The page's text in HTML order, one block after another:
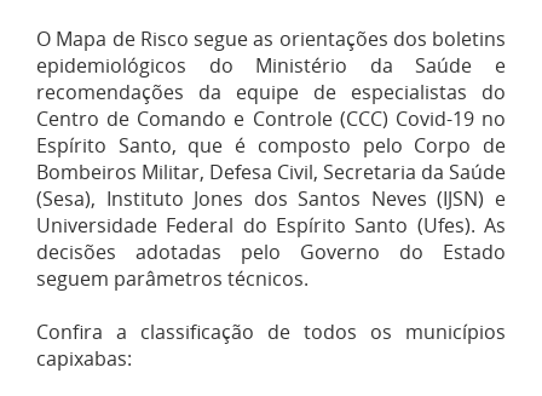
O Mapa de Risco segue as orientações dos boletins
epidemiológicos do Ministério da Saúde e
recomendações da equipe de especialistas do
Centro de Comando e Controle (CCC) Covid-19 no
Espírito Santo, que é composto pelo Corpo de
Bombeiros Militar, Defesa Civil, Secretaria da Saúde
(Sesa), Instituto Jones dos Santos Neves (IJSN) e
Universidade Federal do Espírito Santo (Ufes). As
decisões adotadas pelo Governo do Estado
seguem parâmetros técnicos.
Confira a classificação de todos os municípios
capixabas: